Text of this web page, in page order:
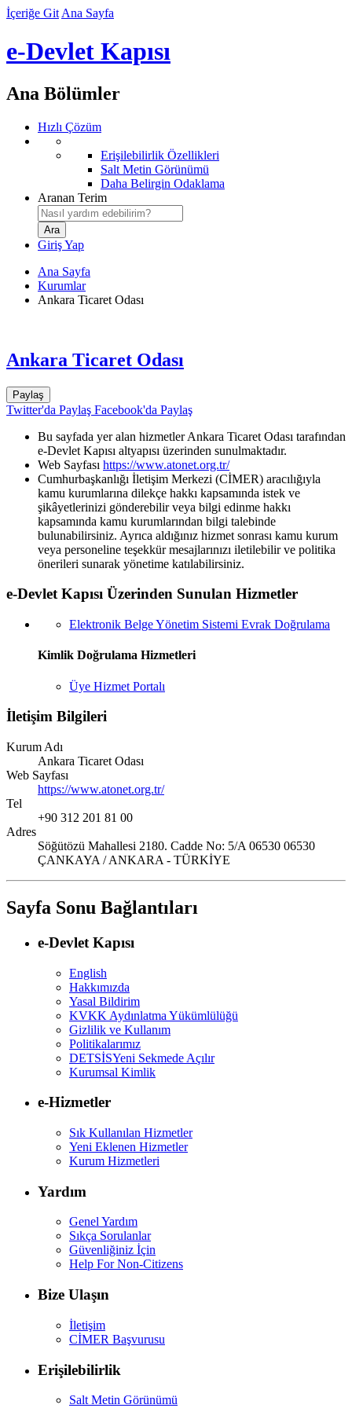
İçeriğe Git Ana Sayfa
e-Devlet Kapısı
Ana Bölümler
Hızlı Çözüm
Erişilebilirlik Özellikleri
Salt Metin Görünümü
Daha Belirgin Odaklama
Aranan Terim
Giriş Yap
Ana Sayfa
Kurumlar
Ankara Ticaret Odası
Ankara Ticaret Odası
Paylaş
Twitter'da Paylaş Facebook'da Paylaş
Bu sayfada yer alan hizmetler Ankara Ticaret Odası tarafından
e-Devlet Kapısı altyapısı üzerinden sunulmaktadır.
Web Sayfası https://www.atonet.org.tr/
Cumhurbaşkanlığı İletişim Merkezi (CİMER) aracılığıyla
kamu kurumlarına dilekçe hakkı kapsamında istek ve
şikâyetlerinizi gönderebilir veya bilgi edinme hakkı
kapsamında kamu kurumlarından bilgi talebinde
bulunabilirsiniz. Ayrıca aldığınız hizmet sonrası kamu kurum
veya personeline teşekkür mesajlarınızı iletilebilir ve politika
önerileri sunarak yönetime katılabilirsiniz.
e-Devlet Kapısı Üzerinden Sunulan Hizmetler
Elektronik Belge Yönetim Sistemi Evrak Doğrulama
Kimlik Doğrulama Hizmetleri
Üye Hizmet Portalı
İletişim Bilgileri
Kurum Adı
Ankara Ticaret Odası
Web Sayfası
https://www.atonet.org.tr/
Tel
+90 312 201 81 00
Adres
Söğütözü Mahallesi 2180. Cadde No: 5/A 06530 06530
ÇANKAYA / ANKARA - TÜRKİYE
Sayfa Sonu Bağlantıları
e-Devlet Kapısı
English
Hakkımızda
Yasal Bildirim
KVKK Aydınlatma Yükümlülüğü
Gizlilik ve Kullanım
Politikalarımız
DETSİSYeni Sekmede Açılır
Kurumsal Kimlik
e-Hizmetler
Sık Kullanılan Hizmetler
Yeni Eklenen Hizmetler
Kurum Hizmetleri
Yardım
Genel Yardım
Sıkça Sorulanlar
Güvenliğiniz İçin
Help For Non-Citizens
Bize Ulaşın
İletişim
CİMER Başvurusu
Erişilebilirlik
Salt Metin Görünümü